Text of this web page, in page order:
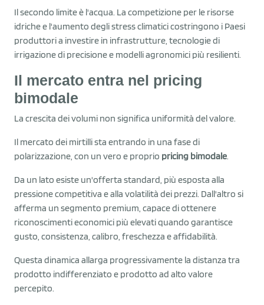
Il secondo limite è l'acqua. La competizione per le risorse
idriche e l'aumento degli stress climatici costringono i Paesi
produttori a investire in infrastrutture, tecnologie di
irrigazione di precisione e modelli agronomici più resilienti.
Il mercato entra nel pricing
bimodale
La crescita dei volumi non significa uniformità del valore.
Il mercato dei mirtilli sta entrando in una fase di
polarizzazione, con un vero e proprio pricing bimodale.
Da un lato esiste un'offerta standard, più esposta alla
pressione competitiva e alla volatilità dei prezzi. Dall'altro si
afferma un segmento premium, capace di ottenere
riconoscimenti economici più elevati quando garantisce
gusto, consistenza, calibro, freschezza e affidabilità.
Questa dinamica allarga progressivamente la distanza tra
prodotto indifferenziato e prodotto ad alto valore
percepito.